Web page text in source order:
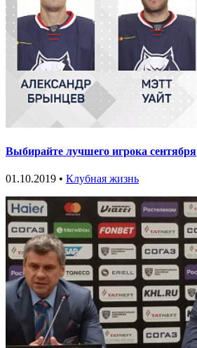
Выбирайте лучшего игрока сентября
01.10.2019 • Клубная жизнь